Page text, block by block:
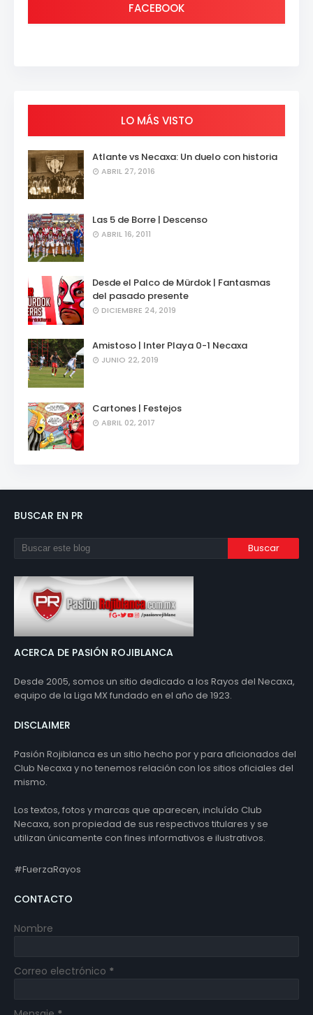
FACEBOOK
LO MÁS VISTO
Atlante vs Necaxa: Un duelo con historia
ABRIL 27, 2016
Las 5 de Borre | Descenso
ABRIL 16, 2011
Desde el Palco de Mürdok | Fantasmas
del pasado presente
DICIEMBRE 24, 2019
Amistoso | Inter Playa 0-1 Necaxa
JUNIO 22, 2019
Cartones | Festejos
ABRIL 02, 2017
BUSCAR EN PR
ACERCA DE PASIÓN ROJIBLANCA
Desde 2005, somos un sitio dedicado a los Rayos del Necaxa,
equipo de la Liga MX fundado en el año de 1923.
DISCLAIMER
Pasión Rojiblanca es un sitio hecho por y para aficionados del
Club Necaxa y no tenemos relación con los sitios oficiales del
mismo.
Los textos, fotos y marcas que aparecen, incluído Club
Necaxa, son propiedad de sus respectivos titulares y se
utilizan únicamente con fines informativos e ilustrativos.
#FuerzaRayos
CONTACTO
Nombre
Correo electrónico *